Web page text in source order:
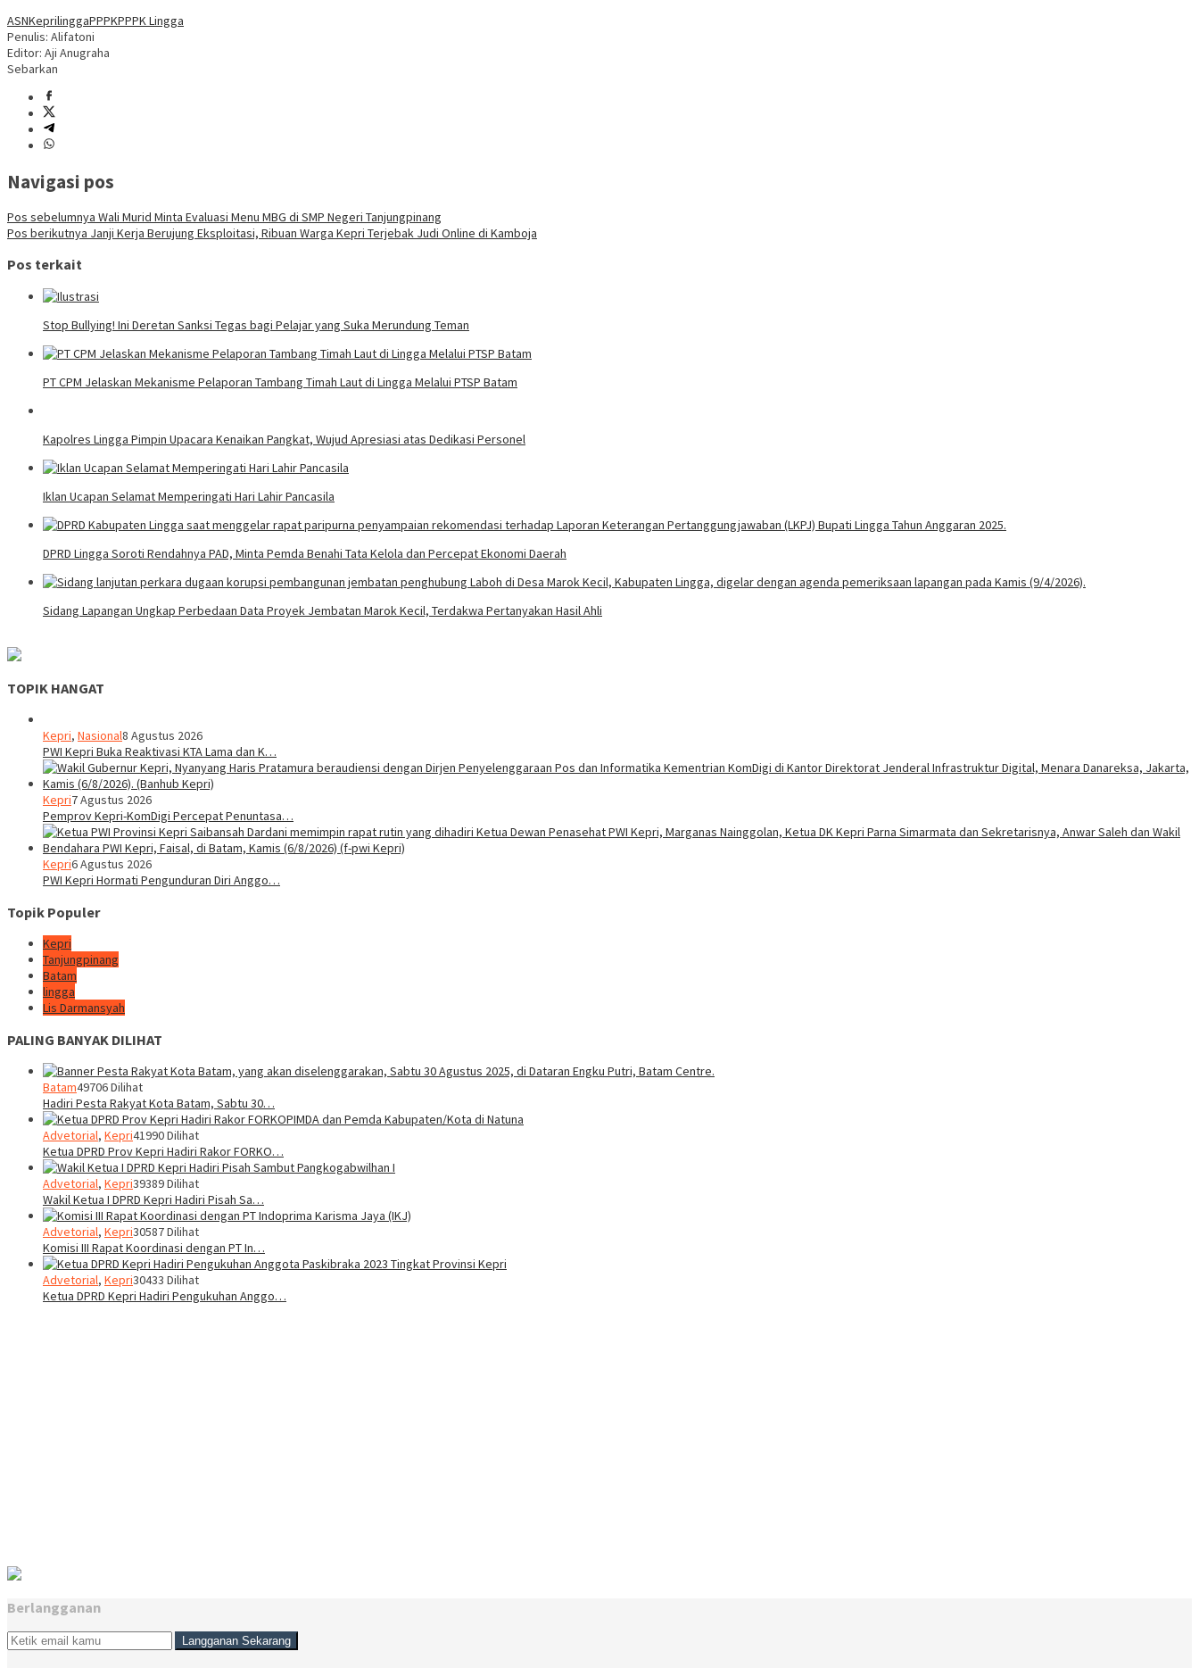
ASNKeprilinggaPPPKPPPK Lingga
Penulis: Alifatoni
Editor: Aji Anugraha
Sebarkan
Navigasi pos
Pos sebelumnya Wali Murid Minta Evaluasi Menu MBG di SMP Negeri Tanjungpinang
Pos berikutnya Janji Kerja Berujung Eksploitasi, Ribuan Warga Kepri Terjebak Judi Online di Kamboja
Pos terkait
Stop Bullying! Ini Deretan Sanksi Tegas bagi Pelajar yang Suka Merundung Teman
PT CPM Jelaskan Mekanisme Pelaporan Tambang Timah Laut di Lingga Melalui PTSP Batam
Kapolres Lingga Pimpin Upacara Kenaikan Pangkat, Wujud Apresiasi atas Dedikasi Personel
Iklan Ucapan Selamat Memperingati Hari Lahir Pancasila
DPRD Lingga Soroti Rendahnya PAD, Minta Pemda Benahi Tata Kelola dan Percepat Ekonomi Daerah
Sidang Lapangan Ungkap Perbedaan Data Proyek Jembatan Marok Kecil, Terdakwa Pertanyakan Hasil Ahli
TOPIK HANGAT
Kepri, Nasional8 Agustus 2026
PWI Kepri Buka Reaktivasi KTA Lama dan K…
Kepri7 Agustus 2026
Pemprov Kepri-KomDigi Percepat Penuntasa…
Kepri6 Agustus 2026
PWI Kepri Hormati Pengunduran Diri Anggo…
Topik Populer
Kepri
Tanjungpinang
Batam
lingga
Lis Darmansyah
PALING BANYAK DILIHAT
Batam49706 Dilihat
Hadiri Pesta Rakyat Kota Batam, Sabtu 30…
Advetorial, Kepri41990 Dilihat
Ketua DPRD Prov Kepri Hadiri Rakor FORKO…
Advetorial, Kepri39389 Dilihat
Wakil Ketua I DPRD Kepri Hadiri Pisah Sa…
Advetorial, Kepri30587 Dilihat
Komisi III Rapat Koordinasi dengan PT In…
Advetorial, Kepri30433 Dilihat
Ketua DPRD Kepri Hadiri Pengukuhan Anggo…
Berlangganan